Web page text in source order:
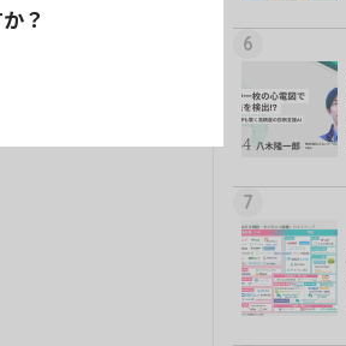
6
7
？